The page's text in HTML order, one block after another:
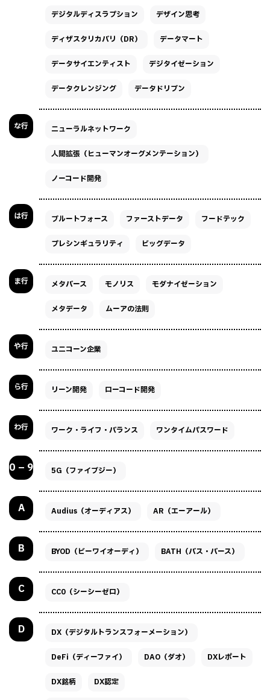
デジタルディスラプション デザイン思考
ディザスタリカバリ（DR） データマート
データサイエンティスト デジタイゼーション
データクレンジング データドリブン
な行 ニューラルネットワーク
人間拡張（ヒューマンオーグメンテーション）
ノーコード開発
は行 ブルートフォース ファーストデータ フードテック
プレシンギュラリティ ビッグデータ
ま行 メタバース モノリス モダナイゼーション
メタデータ ムーアの法則
や行 ユニコーン企業
ら行 リーン開発 ローコード開発
わ行 ワーク・ライフ・バランス ワンタイムパスワード
0 – 9 5G（ファイブジー）
A Audius（オーディアス） AR（エーアール）
B BYOD（ビーワイオーディ） BATH（バス・バース）
C CC0（シーシーゼロ）
D DX（デジタルトランスフォーメーション）
DeFi（ディーファイ） DAO（ダオ） DXレポート
DX銘柄 DX認定